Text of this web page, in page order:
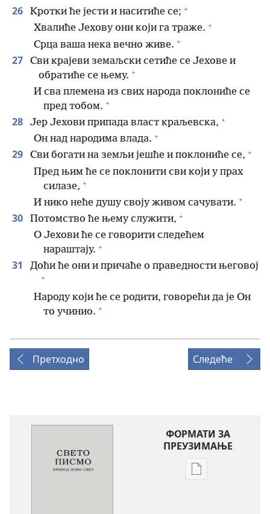
26 Кротки ће јести и наситиће се; +
Хвалиће Јехову они који га траже. +
Срца ваша нека вечно живе. +
27
Сви крајеви земаљски сетиће се Јехове и
обратиће се њему. +
И сва племена из свих народа поклониће се
пред тобом. +
28 Јер Јехови припада власт краљевска, +
Он над народима влада. +
29 Сви богати на земљи јешће и поклониће се, +
Пред њим ће се поклонити сви који у прах
силазе, +
И нико неће душу своју живом сачувати. +
30 Потомство ће њему служити, +
О Јехови ће се говорити следећем
нараштају. +
31 Доћи ће они и причаће о праведности његовој
+
Народу који ће се родити, говорећи да је Он
то учинио. +
Претходно Следеће
ФОРМАТИ ЗА
ПРЕУЗИМАЊЕ
Формати